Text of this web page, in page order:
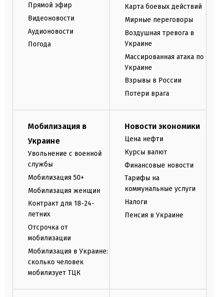
Прямой эфир
Видеоновости
Аудионовости
Погода
Карта боевых действий
Мирные переговоры
Воздушная тревога в
Украине
Массированная атака по
Украине
Взрывы в России
Потери врага
Мобилизация в
Украине
Увольнение с военной
службы
Мобилизация 50+
Мобилизация женщин
Контракт для 18-24-
летних
Отсрочка от
мобилизации
Мобилизация в Украине:
сколько человек
мобилизует ТЦК
Новости экономики
Цена нефти
Курсы валют
Финансовые новости
Тарифы на
коммунальные услуги
Налоги
Пенсия в Украине